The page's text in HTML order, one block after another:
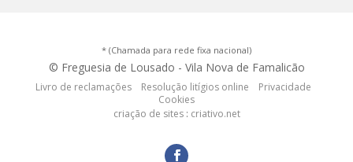
* (Chamada para rede fixa nacional)
© Freguesia de Lousado - Vila Nova de Famalicão
Livro de reclamações Resolução litígios online
Privacidade
Cookies
criação de sites: criativo.net